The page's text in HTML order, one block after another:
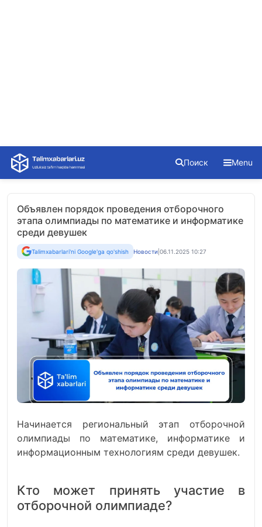
Skip
content
Поиск Menu
Объявлен порядок проведения отборочного
этапа олимпиады по математике и информатике
среди девушек
Talimxabarlari'ni Google'ga qo'shish Новости 06.11.2025 10:27
Начинается региональный этап отборочной
олимпиады по математике, информатике и
информационным технологиям среди девушек.
Кто может принять участие в
отборочной олимпиаде?